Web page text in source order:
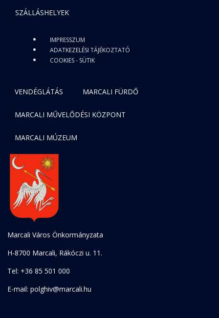
SZÁLLÁSHELYEK
IMPRESSZUM
ADATKEZELÉSI TÁJÉKOZTATÓ
COOKIES - SÜTIK
VENDÉGLÁTÁS MARCALI FÜRDŐ
MARCALI MŰVELŐDÉSI KÖZPONT
MARCALI MÚZEUM
Marcali Város Önkormányzata
H-8700 Marcali, Rákóczi u. 11.
Tel: +36 85 501 000
E-mail: polghiv@marcali.hu